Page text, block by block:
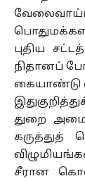
புதிய
நிதானப்
கையாண்டு
துறை
கருத்துத்
சீரான